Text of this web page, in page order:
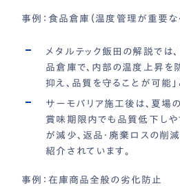
事例：食品倉庫（温度管理が重要な
メタルテック飯田の解説では
品倉庫で、内部の温度上昇を
抑え、品質を守ることが可能」
サーモバリア施工後は、夏場
賞味期限内でも品質低下しや
が減少、返品・廃棄ロスの削
紹介されています。
事例：在庫商品全般の劣化防止